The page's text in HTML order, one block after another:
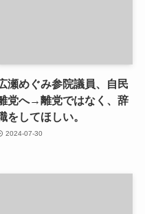
瀬めぐみ参院議員、自民
党へ→離党ではなく、辞
をしてほしい。
2024-07-30